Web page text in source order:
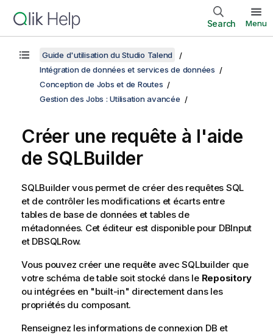
Search Menu
Guide d'utilisation du Studio Talend
Intégration de données et services de données
Conception de Jobs et de Routes
Gestion des Jobs : Utilisation avancée
Créer une requête à l'aide
de SQLBuilder
SQLBuilder vous permet de créer des requêtes SQL
et de contrôler les modifications et écarts entre
tables de base de données et tables de
métadonnées. Cet éditeur est disponible pour DBInput
et DBSQLRow.
Vous pouvez créer une requête avec SQLbuilder que
votre schéma de table soit stocké dans le Repository
ou intégrées en "built-in" directement dans les
propriétés du composant.
Renseignez les informations de connexion DB et